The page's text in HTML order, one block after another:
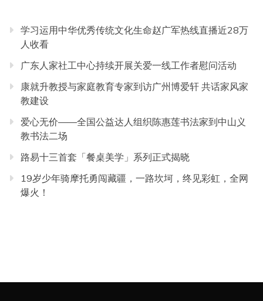
学习运用中华优秀传统文化生命赵广军热线直播近28万
人收看
广东人家社工中心持续开展关爱一线工作者慰问活动
康就升教授与家庭教育专家到访广州博爱轩 共话家风家
教建设
爱心无价——全国公益达人组织陈惠莲书法家到中山义
教书法二场
路易十三首套「餐桌美学」系列正式揭晓
19岁少年骑摩托勇闯藏疆，一路坎坷，终见彩虹，全网
爆火！